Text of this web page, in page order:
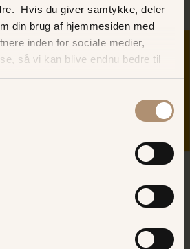
Hvis du giver samtykke, deler
din brug af hjemmesiden med
inden for sociale medier,
så vi kan blive endnu bedre til
os.
SKER I DAG
at holde et
i hjertet af Bakken,
i dag: